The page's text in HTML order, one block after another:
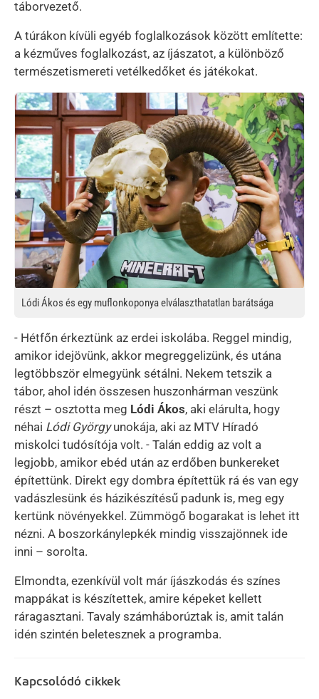
táborvezető.
A túrákon kívüli egyéb foglalkozások között említette:
a kézműves foglalkozást, az íjászatot, a különböző
természetismereti vetélkedőket és játékokat.
Kép
Lódi Ákos és egy muflonkoponya elválaszthatatlan barátsága
- Hétfőn érkeztünk az erdei iskolába. Reggel mindig,
amikor idejövünk, akkor megreggelizünk, és utána
legtöbbször elmegyünk sétálni. Nekem tetszik a
tábor, ahol idén összesen huszonhárman veszünk
részt – osztotta meg Lódi Ákos, aki elárulta, hogy
néhai Lódi Györgyunokája, aki az MTV Híradó
miskolci tudósítója volt. - Talán eddig az volt a
legjobb, amikor ebéd után az erdőben bunkereket
építettünk. Direkt egy dombra építettük rá és van egy
vadászlesünk és házikészítésű padunk is, meg egy
kertünk növényekkel. Zümmögő bogarakat is lehet itt
nézni. A boszorkánylepkék mindig visszajönnek ide
inni – sorolta.
Elmondta, ezenkívül volt már íjászkodás és színes
mappákat is készítettek, amire képeket kellett
ráragasztani. Tavaly számháborúztak is, amit talán
idén szintén beletesznek a programba.
Kapcsolódó cikkek